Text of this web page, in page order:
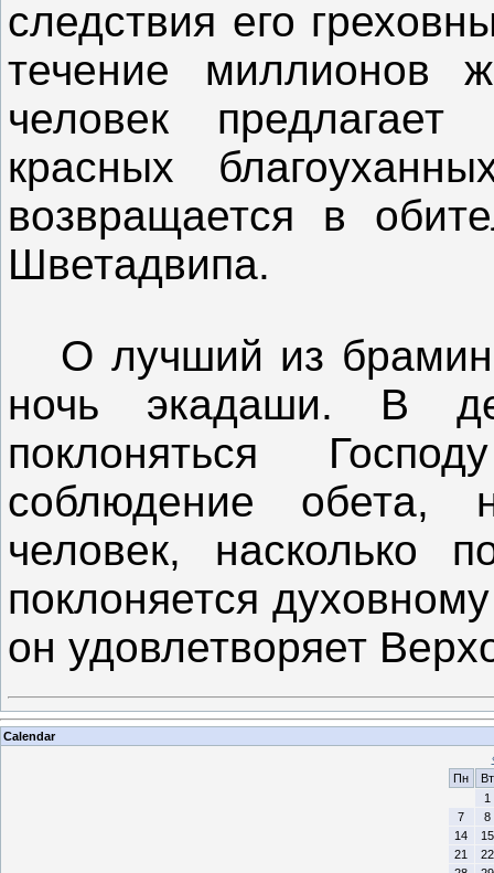
следствия его
течение миллионов
человек
красных
возвращается в
Шветадвипа.
О лучший из
ночь экадаши. В
поклоняться
соблюдение обета,
человек, насколько
поклоняется
он удовлетворяет
Calendar
Пн
Вт
1
7
8
14
15
21
22